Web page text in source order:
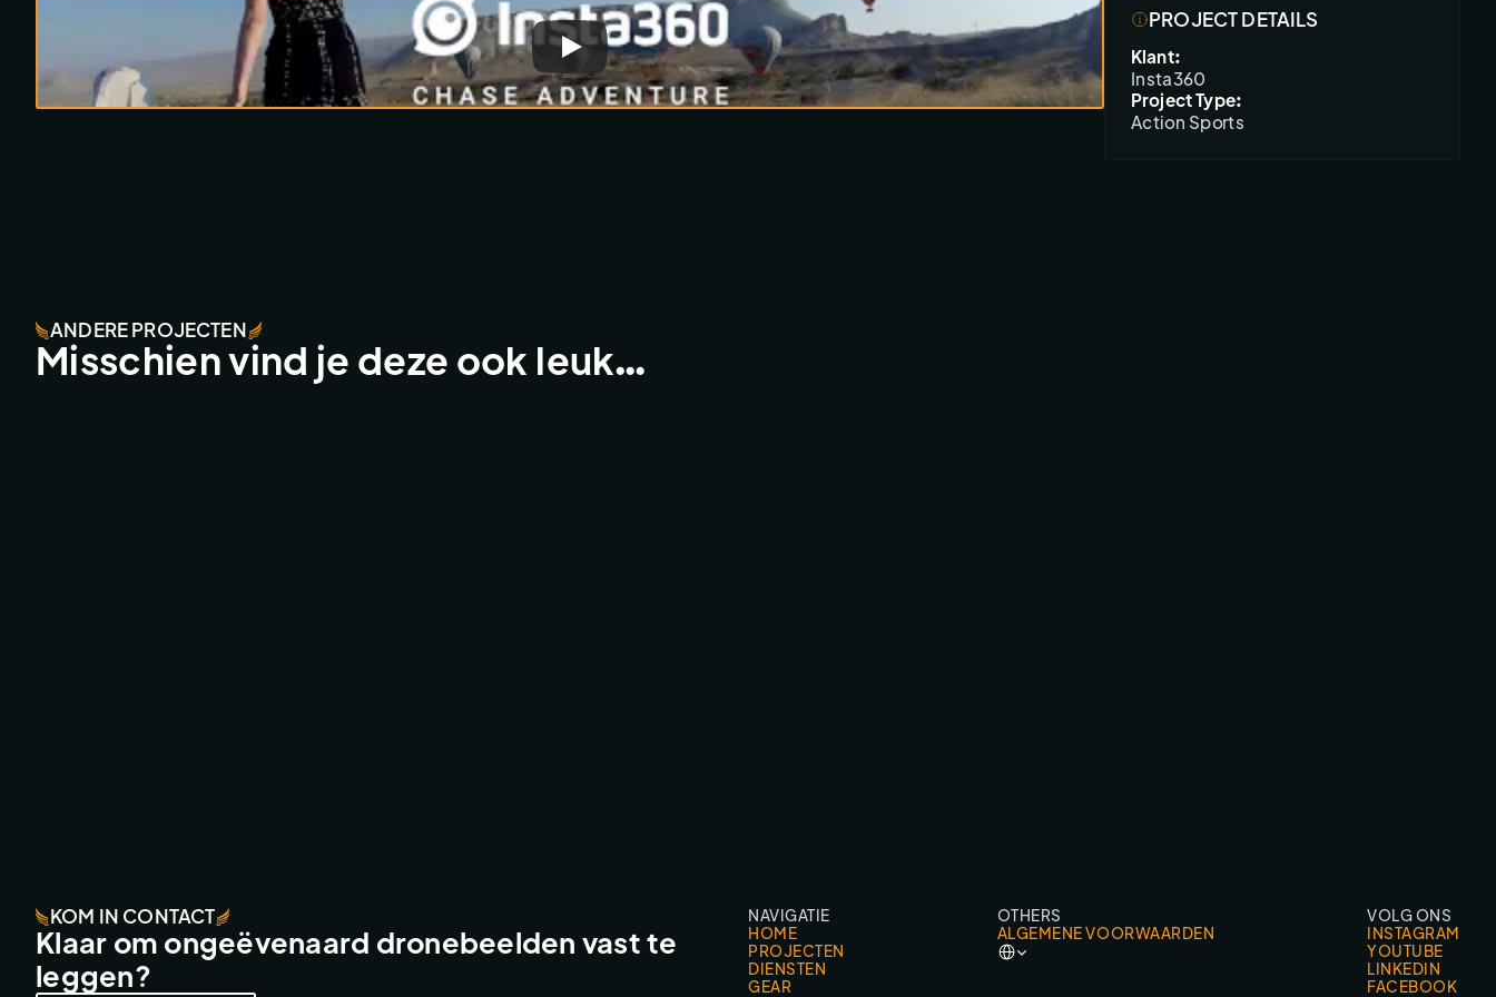
PROJECT DETAILS
Klant:
Insta360
Project Type:
Action Sports
ANDERE PROJECTEN
Misschien vind je deze ook leuk…
KOM IN CONTACT
Klaar om ongeëvenaard dronebeelden vast te
leggen?
NAVIGATIE
HOME
PROJECTEN
DIENSTEN
GEAR
OTHERS
ALGEMENE VOORWAARDEN
Select Language
VOLG ONS
INSTAGRAM
YOUTUBE
LINKEDIN
FACEBOOK